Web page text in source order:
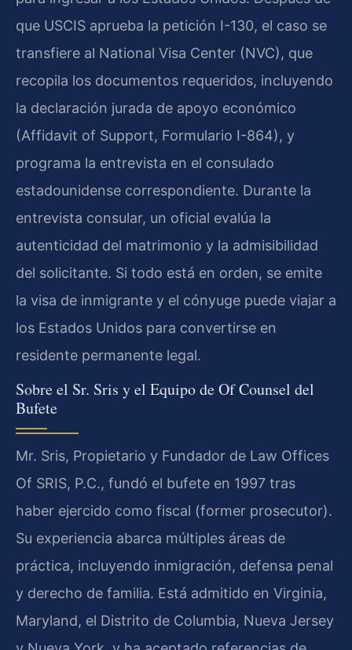
que USCIS aprueba la petición I-130, el caso se
transfiere al National Visa Center (NVC), que
recopila los documentos requeridos, incluyendo
la declaración jurada de apoyo económico
(Affidavit of Support, Formulario I-864), y
programa la entrevista en el consulado
estadounidense correspondiente. Durante la
entrevista consular, un oficial evalúa la
autenticidad del matrimonio y la admisibilidad
del solicitante. Si todo está en orden, se emite
la visa de inmigrante y el cónyuge puede viajar a
los Estados Unidos para convertirse en
residente permanente legal.
Sobre el Sr. Sris y el Equipo de Of Counsel del
Bufete
Mr. Sris, Propietario y Fundador de Law Offices
Of SRIS, P.C., fundó el bufete en 1997 tras
haber ejercido como fiscal (former prosecutor).
Su experiencia abarca múltiples áreas de
práctica, incluyendo inmigración, defensa penal
y derecho de familia. Está admitido en Virginia,
Maryland, el Distrito de Columbia, Nueva Jersey